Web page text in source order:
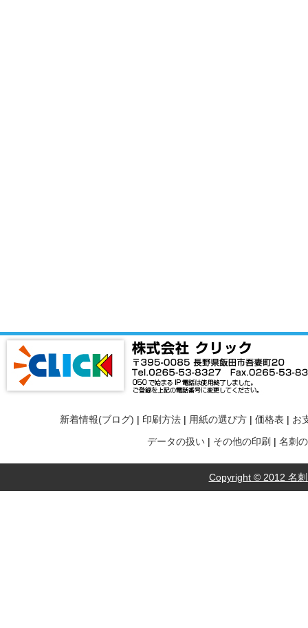
新着情報(ブログ) | 印刷方法 | 用紙の選び方 | 価格表 | お
データの扱い | その他の印刷 | 名刺
Copyright © 2012 名